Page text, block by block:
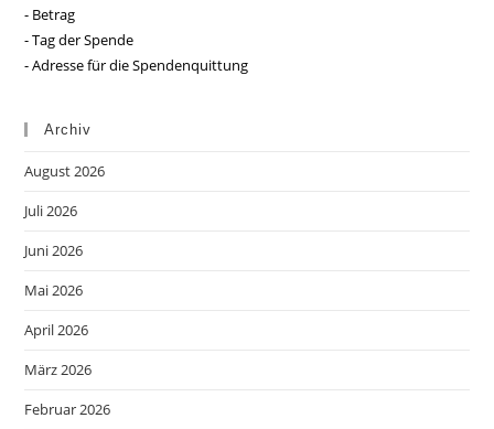
- Betrag
- Tag der Spende
- Adresse für die Spendenquittung
Archiv
August 2026
Juli 2026
Juni 2026
Mai 2026
April 2026
März 2026
Februar 2026